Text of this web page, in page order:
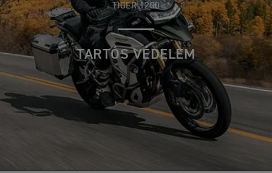
TIGER 1200
TARTÓS VÉDELEM